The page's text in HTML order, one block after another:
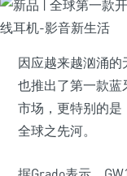
因应越来越汹涌
也推出了第一款蓝
市场，更特别的是
全球之先河。